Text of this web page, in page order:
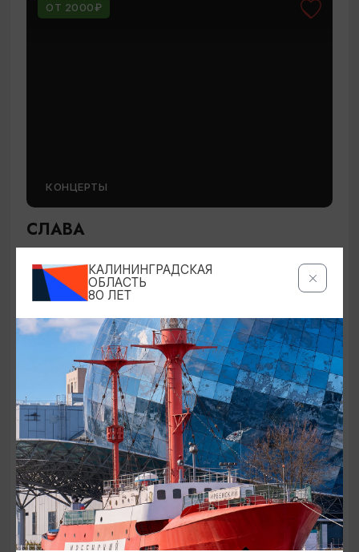
ОТ 2000₽
КОНЦЕРТЫ
СЛАВА
28.08.2026 19:00
Светлогорск, Театр эстрады «Янтарь-холл»
ОТ 200₽
СПЕКТАКЛИ
КАЛИНИНГРАДСКАЯ
ОБЛАСТЬ
80 ЛЕТ